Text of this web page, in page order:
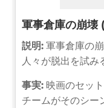
軍事倉庫の崩壊
説明: 軍事倉庫の
人々が脱出を試み
事実: 映画のセッ
チームがそのシー